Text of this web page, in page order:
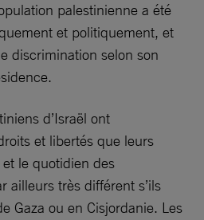
palestinienne a été
et politiquement, et
discrimination selon son
d’Israël ont
et libertés que leurs
le quotidien des
ailleurs très différent s’ils
Gaza ou en Cisjordanie. Les